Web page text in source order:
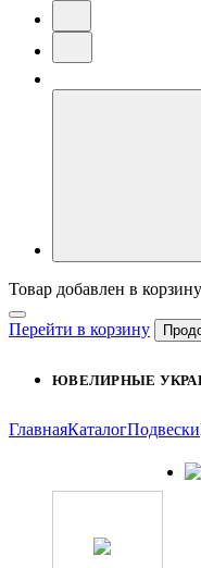
Товар добавлен в корзину
Перейти в корзину
ЮВЕЛИРНЫЕ
ГлавнаяКаталогПодвески